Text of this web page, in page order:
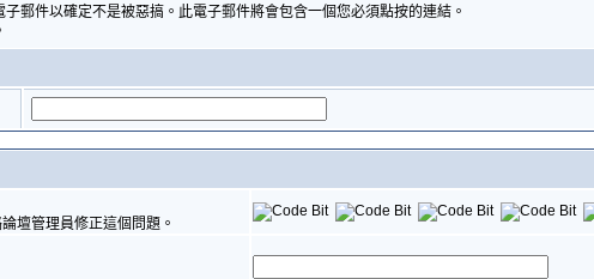
郵件以確定不是被惡搞。此電子郵件將會包含一個您必須點按的連結。
壇管理員修正這個問題。